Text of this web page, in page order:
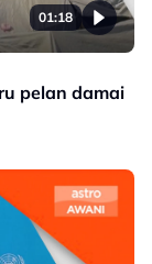
01:18
pelan damai